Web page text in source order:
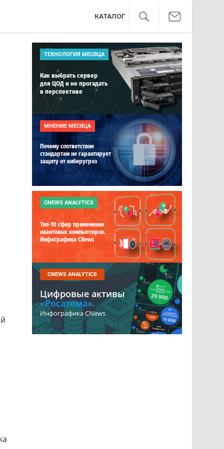
КАТАЛОГ
ТЕХНОЛОГИЯ МЕСЯЦА
Как выбрать сервер
для ЦОД и не прогадать
в перспективе
МНЕНИЕ МЕСЯЦА
Почему соответствие
стандартам не гарантирует
защиту от киберугроз
CNEWS ANALYTICS
Топ-10 сфер применения
квантовых компьютеров.
Инфографика CNews
CNEWS ANALYTICS
Цифровые активы
«Росатома».
Инфографика CNews